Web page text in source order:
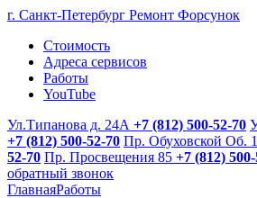
г. Санкт-Петербург Ремонт Форсунок
Стоимость
Адреса сервисов
Работы
YouTube
Ул.Типанова д. 24А +7 (812) 500-52-70
+7 (812) 500-52-70 Пр. Обуховской Об.
52-70 Пр. Просвещения 85 +7 (812)
обратный звонок
ГлавнаяРаботы